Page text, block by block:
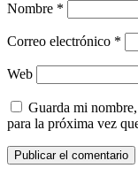
Nombre *
Correo electrónico *
Web
Guarda mi
para la próxima vez